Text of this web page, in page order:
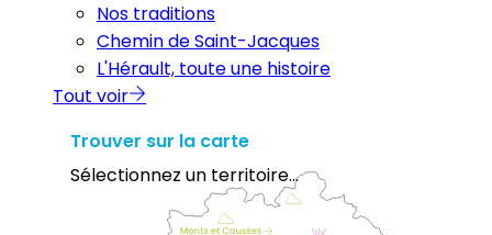
Nos traditions
Chemin de Saint-Jacques
L'Hérault, toute une histoire
Tout voir
Trouver sur la carte
Sélectionnez un territoire...